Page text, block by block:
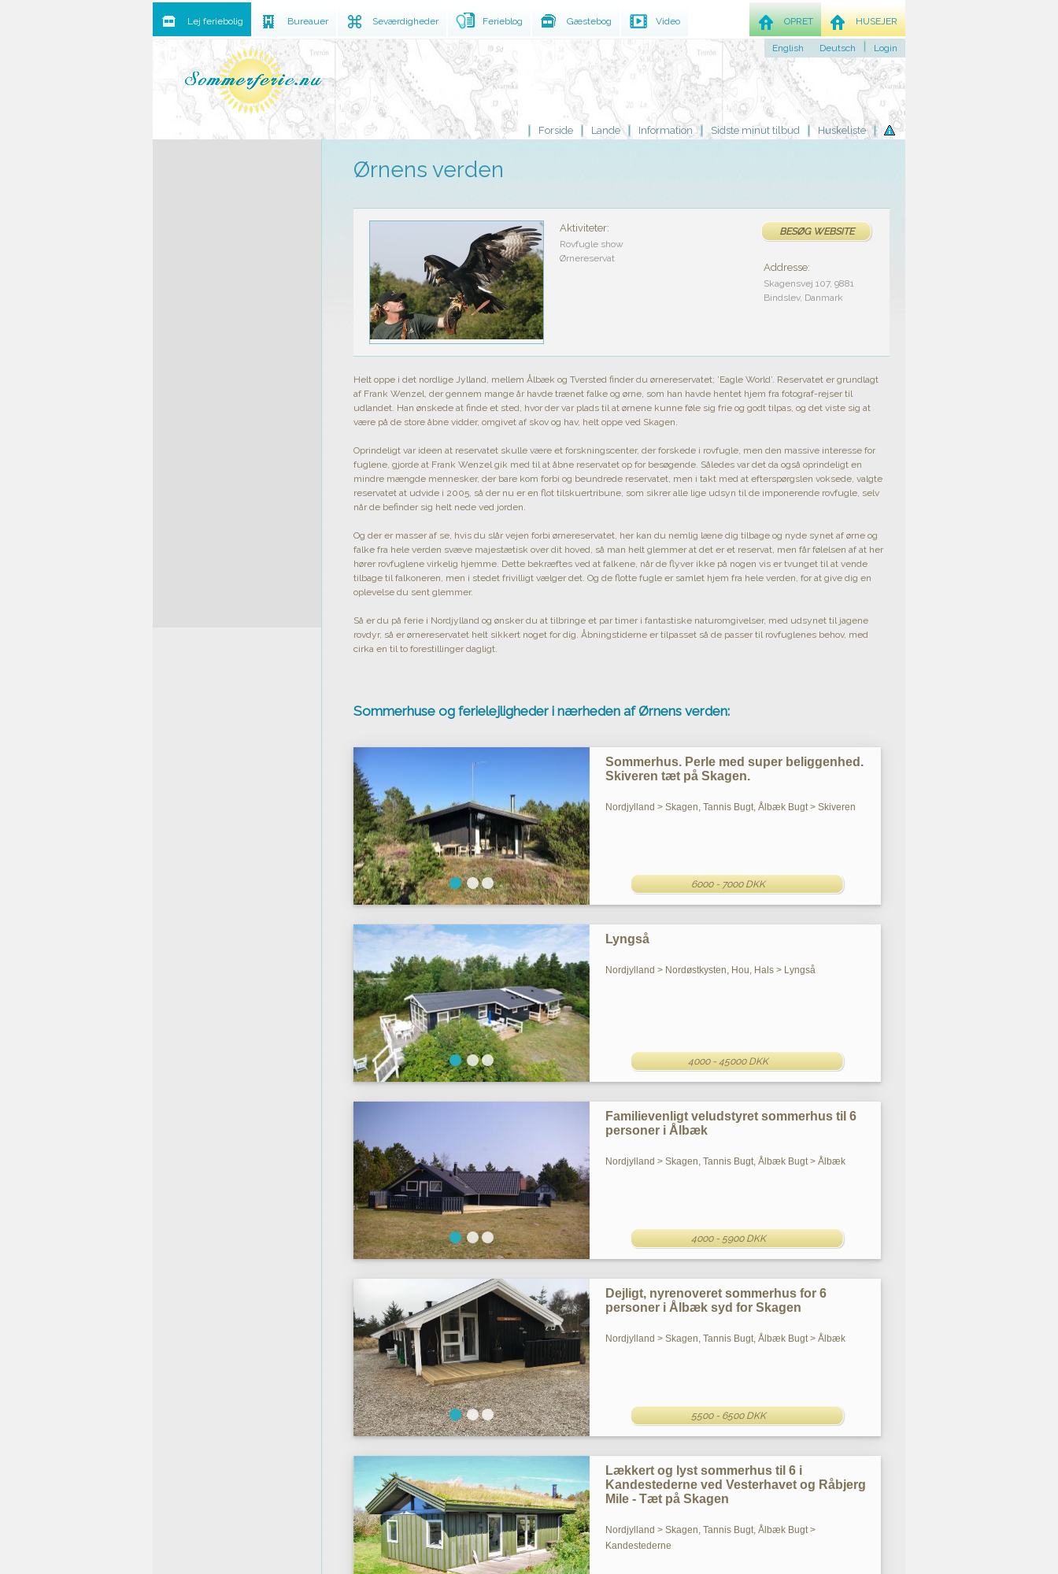
Forside Lande Information Sidste minut tilbud Huskeliste
Ørnens verden
BESØG WEBSITE
Aktiviteter:
Rovfugle show
Ørnereservat
Addresse:
Skagensvej 107, 9881
Bindslev, Danmark
Helt oppe i det nordlige Jylland, mellem Ålbæk og Tversted finder du ørnereservatet; ’Eagle World’. Reservatet er grundlagt
af Frank Wenzel, der gennem mange år havde trænet falke og ørne, som han havde hentet hjem fra fotograf-rejser til
udlandet. Han ønskede at finde et sted, hvor der var plads til at ørnene kunne føle sig frie og godt tilpas, og det viste sig at
være på de store åbne vidder, omgivet af skov og hav, helt oppe ved Skagen.
Oprindeligt var ideen at reservatet skulle være et forskningscenter, der forskede i rovfugle, men den massive interesse for
fuglene, gjorde at Frank Wenzel gik med til at åbne reservatet op for besøgende. Således var det da også oprindeligt en
mindre mængde mennesker, der bare kom forbi og beundrede reservatet, men i takt med at efterspørgslen voksede, valgte
reservatet at udvide i 2005, så der nu er en flot tilskuertribune, som sikrer alle lige udsyn til de imponerende rovfugle, selv
når de befinder sig helt nede ved jorden.
Og der er masser af se, hvis du slår vejen forbi ørnereservatet, her kan du nemlig læne dig tilbage og nyde synet af ørne og
falke fra hele verden svæve majestætisk over dit hoved, så man helt glemmer at det er et reservat, men får følelsen af at her
hører rovfuglene virkelig hjemme. Dette bekræftes ved at falkene, når de flyver ikke på nogen vis er tvunget til at vende
tilbage til falkoneren, men i stedet frivilligt vælger det. Og de flotte fugle er samlet hjem fra hele verden, for at give dig en
oplevelse du sent glemmer.
Så er du på ferie i Nordjylland og ønsker du at tilbringe et par timer i fantastiske naturomgivelser, med udsynet til jagene
rovdyr, så er ørnereservatet helt sikkert noget for dig. Åbningstiderne er tilpasset så de passer til rovfuglenes behov, med
cirka en til to forestillinger dagligt.
Sommerhuse og ferielejligheder i nærheden af Ørnens verden:
Sommerhus. Perle med super beliggenhed.
Skiveren tæt på Skagen.
Nordjylland > Skagen, Tannis Bugt, Ålbæk Bugt > Skiveren
6000 - 7000 DKK
Lyngså
Nordjylland > Nordøstkysten, Hou, Hals > Lyngså
4000 - 45000 DKK
Familievenligt veludstyret sommerhus til 6
personer i Ålbæk
Nordjylland > Skagen, Tannis Bugt, Ålbæk Bugt > Ålbæk
4000 - 5900 DKK
Dejligt, nyrenoveret sommerhus for 6
personer i Ålbæk syd for Skagen
Nordjylland > Skagen, Tannis Bugt, Ålbæk Bugt > Ålbæk
5500 - 6500 DKK
Lækkert og lyst sommerhus til 6 i
Kandestederne ved Vesterhavet og Råbjerg
Mile - Tæt på Skagen
Nordjylland > Skagen, Tannis Bugt, Ålbæk Bugt >
Kandestederne
Lej feriebolig Bureauer Seværdigheder Ferieblog Gæstebog Video HUSEJER
OPRET
English Deutsch Login